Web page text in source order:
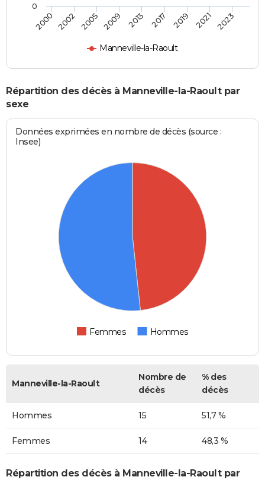
Manneville-la-Raoult
2000 2002 2005 2009 2013 2017 2019 2021 2023
0
Répartition des décès à Manneville-la-Raoult par
sexe
Données exprimées en nombre de décès (source :
Insee)
Femmes Hommes
Manneville-la-Raoult
Nombre de
décès
% des
décès
Hommes 15 51,7 %
Femmes 14 48,3 %
Répartition des décès à Manneville-la-Raoult par